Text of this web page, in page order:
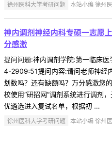
徐州医科大学考研问题 本站小编 徐州
神内调剂神经内科专硕一志愿
分感激
提问问题:神内调剂学院:第一临床
4-2909:51提问内容:请问老师神经
划数吗？还有缺额吗？万分感激您
校使用“研招网”调剂系统进行调剂
优遴选进入复试名单，根据初 ...
徐州医科大学考研问题 本站小编 徐州